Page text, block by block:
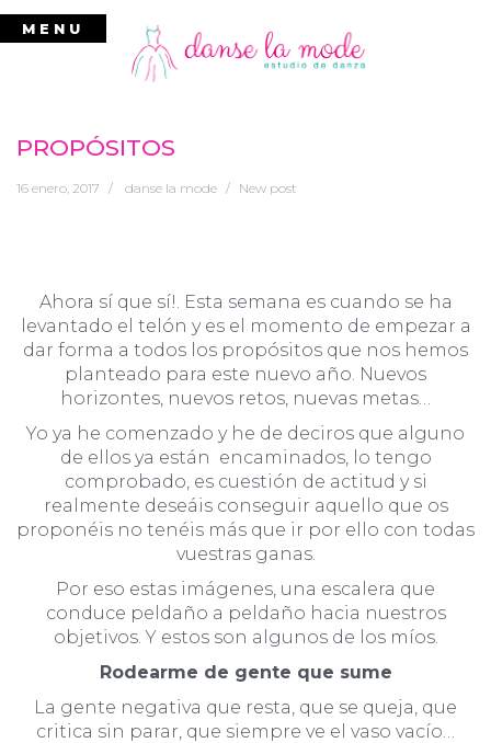
Ir
MENU
PROPÓSITOS
16 enero, 2017 danse la mode New post
Ahora sí que sí!. Esta semana es cuando se ha
levantado el telón y es el momento de empezar a
dar forma a todos los propósitos que nos hemos
planteado para este nuevo año. Nuevos
horizontes, nuevos retos, nuevas metas…
Yo ya he comenzado y he de deciros que alguno
de ellos ya están encaminados, lo tengo
comprobado, es cuestión de actitud y si
realmente deseáis conseguir aquello que os
proponéis no tenéis más que ir por ello con todas
vuestras ganas.
Por eso estas imágenes, una escalera que
conduce peldaño a peldaño hacia nuestros
objetivos. Y estos son algunos de los míos.
Rodearme de gente que sume
La gente negativa que resta, que se queja, que
critica sin parar, que siempre ve el vaso vacío…